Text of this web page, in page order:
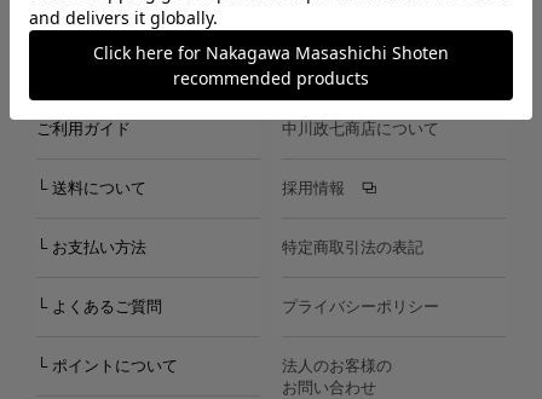
LINE Instagram X Facebook メールマガジン
ご利用ガイド
└ 送料について
└ お支払い方法
└ よくあるご質問
└ ポイントについて
中川政七商店について
採用情報
特定商取引法の表記
プライバシーポリシー
法人のお客様の
お問い合わせ